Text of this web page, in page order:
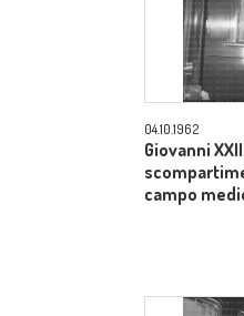
04.10.1962
Giovanni
campo